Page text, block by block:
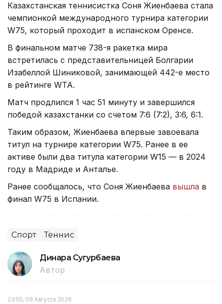
Казахстанская теннисистка Соня Жиенбаева стала
чемпионкой международного турнира категории
W75, который проходит в испанском Оренсе.
В финальном матче 738-я ракетка мира
встретилась с представительницей Болгарии
Изабеллой Шиниковой, занимающей 442-е место
в рейтинге WTA.
Матч продлился 1 час 51 минуту и завершился
победой казахстанки со счетом 7:6 (7:2), 3:6, 6:1.
Таким образом, Жиенбаева впервые завоевала
титул на турнире категории W75. Ранее в ее
активе были два титула категории W15 — в 2024
году в Мадриде и Анталье.
Ранее сообщалось, что Соня Жиенбаева вышла в
финал W75 в Испании.
Спорт Теннис
Динара Сугурбаева
Автор
23:55, 08 Августа 2026